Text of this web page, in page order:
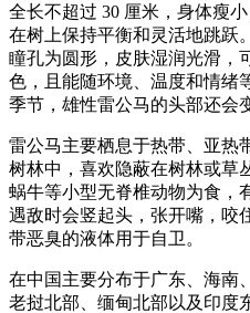
全长不超过 30 厘米，身体瘦
在树上保持平衡和灵活地跳跃
瞳孔为圆形，皮肤湿润光滑，
色，且能随环境、温度和情绪
季节，雄性雷公马的头部还会
雷公马主要栖息于热带、亚热
树林中，喜欢隐蔽在树林或草
蜗牛等小型无脊椎动物为食，
遇敌时会竖起头，张开嘴，咬
带恶臭的液体用于自卫。
在中国主要分布于广东、海南
老挝北部、缅甸北部以及印度